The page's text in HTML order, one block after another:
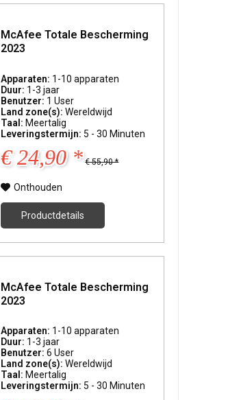
McAfee Totale Bescherming
2023
Apparaten: 1-10 apparaten
Duur: 1-3 jaar
Benutzer: 1 User
Land zone(s):Wereldwijd
Taal: Meertalig
Leveringstermijn: 5 - 30 Minuten
€ 24,90 * € 55,90 *
Onthouden
Productdetails
McAfee Totale Bescherming
2023
Apparaten: 1-10 apparaten
Duur: 1-3 jaar
Benutzer:6 User
Land zone(s):Wereldwijd
Taal: Meertalig
Leveringstermijn: 5 - 30 Minuten